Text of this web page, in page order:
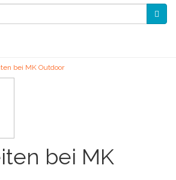
bei MK Outdoor
bei MK